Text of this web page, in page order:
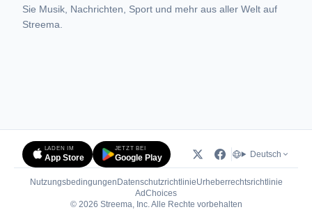
Sie Musik, Nachrichten, Sport und mehr aus aller Welt auf
Streema.
LADEN IM
App Store
JETZT BEI
Google Play Deutsch
Nutzungsbedingungen DatenschutzrichtlinieUrheberrechtsrichtlinie
AdChoices(öffnet in neuem Tab)
© 2026 Streema, Inc. Alle Rechte vorbehalten